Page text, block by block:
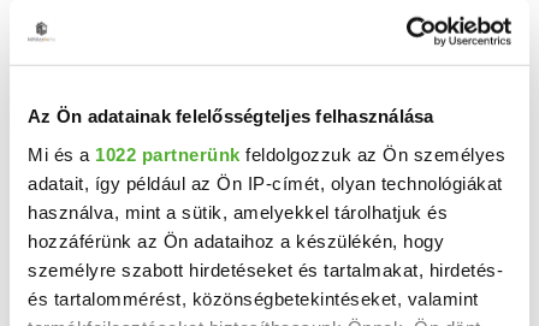
Az Ön adatainak felelősségteljes felhasználása
Mi és a 1022 partnerünk feldolgozzuk az Ön személyes
adatait, így például az Ön IP-címét, olyan technológiákat
használva, mint a sütik, amelyekkel tárolhatjuk és
hozzáférünk az Ön adataihoz a készülékén, hogy
személyre szabott hirdetéseket és tartalmakat, hirdetés-
és tartalommérést, közönségbetekintéseket, valamint